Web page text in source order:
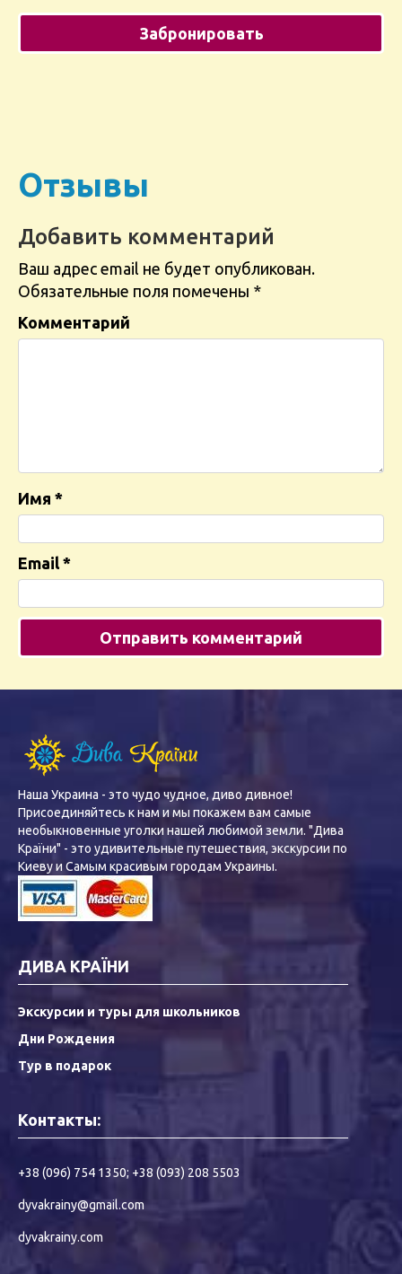
Отзывы
Добавить комментарий
Ваш адрес email не будет опубликован.
Обязательные поля помечены *
Комментарий
Имя *
Email *
Наша Украина - это чудо чудное, диво дивное!
Присоединяйтесь к нам и мы покажем вам самые
необыкновенные уголки нашей любимой земли. "Дива
Країни" - это удивительные путешествия, экскурсии по
Киеву и Самым красивым городам Украины.
ДИВА КРАЇНИ
Экскурсии и туры для школьников
Дни Рождения
Тур в подарок
Контакты:
+38 (096) 754 1350; +38 (093) 208 5503
dyvakrainy@gmail.com
dyvakrainy.com